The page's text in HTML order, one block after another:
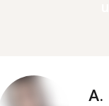
A.